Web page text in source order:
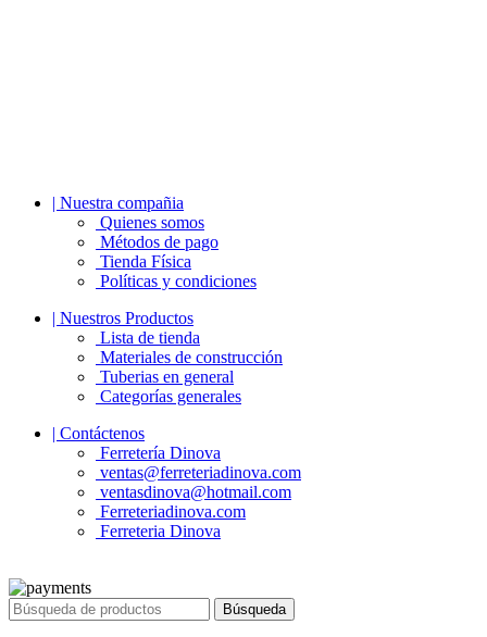
| Nuestra compañia
Quienes somos
Métodos de pago
Tienda Física
Políticas y condiciones
| Nuestros Productos
Lista de tienda
Materiales de construcción
Tuberias en general
Categorías generales
| Contáctenos
Ferretería Dinova
ventas@ferreteriadinova.com
ventasdinova@hotmail.com
Ferreteriadinova.com
Ferreteria Dinova
Búsqueda